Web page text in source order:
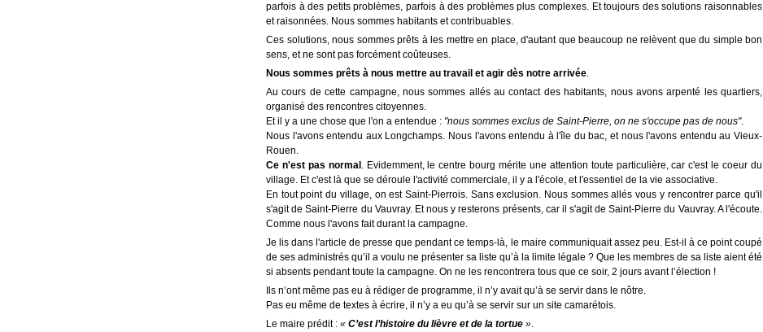
parfois à des petits problèmes, parfois à des problèmes plus complexes. Et toujours des solutions raisonnables
et raisonnées. Nous sommes habitants et contribuables.
Ces solutions, nous sommes prêts à les mettre en place, d'autant que beaucoup ne relèvent que du simple bon
sens, et ne sont pas forcément coûteuses.
Nous sommes prêts à nous mettre au travail et agir dès notre arrivée.
Au cours de cette campagne, nous sommes allés au contact des habitants, nous avons arpenté les quartiers,
organisé des rencontres citoyennes.
Et il y a une chose que l'on a entendue : "nous sommes exclus de Saint-Pierre, on ne s'occupe pas de nous".
Nous l'avons entendu aux Longchamps. Nous l'avons entendu à l'île du bac, et nous l'avons entendu au Vieux-
Rouen.
Ce n'est pas normal . Evidemment, le centre bourg mérite une attention toute particulière, car c'est le coeur du
village. Et c'est là que se déroule l'activité commerciale, il y a l'école, et l'essentiel de la vie associative.
En tout point du village, on est Saint-Pierrois. Sans exclusion. Nous sommes allés vous y rencontrer parce qu'il
s'agit de Saint-Pierre du Vauvray. Et nous y resterons présents, car il s'agit de Saint-Pierre du Vauvray. A l'écoute.
Comme nous l'avons fait durant la campagne.
Je lis dans l'article de presse que pendant ce temps-là, le maire communiquait assez peu. Est-il à ce point coupé
de ses administrés qu’il a voulu ne présenter sa liste qu’à la limite légale ? Que les membres de sa liste aient été
si absents pendant toute la campagne. On ne les rencontrera tous que ce soir, 2 jours avant l’élection !
Ils n’ont même pas eu à rédiger de programme, il n’y avait qu’à se servir dans le nôtre.
Pas eu même de textes à écrire, il n’y a eu qu’à se servir sur un site camarétois.
Le maire prédit : « C’est l’histoire du lièvre et de la tortue ».